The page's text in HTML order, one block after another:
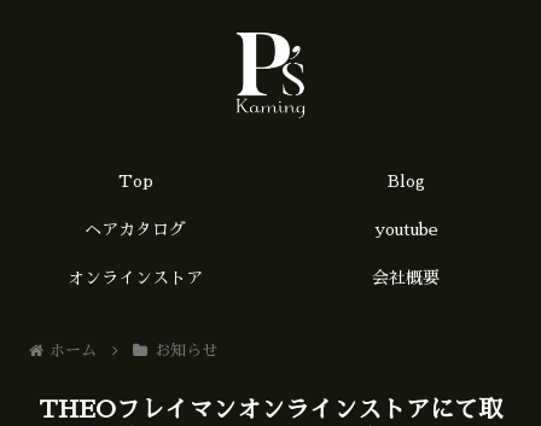
Top Blog
ヘアカタログ youtube
オンラインストア 会社概要
ホーム お知らせ
THEOフレイマンオンラインストアにて取